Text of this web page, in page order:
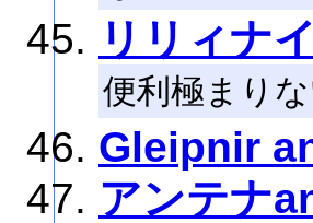
リリィナ
便利極まりな
Gleipnir
アンテナ